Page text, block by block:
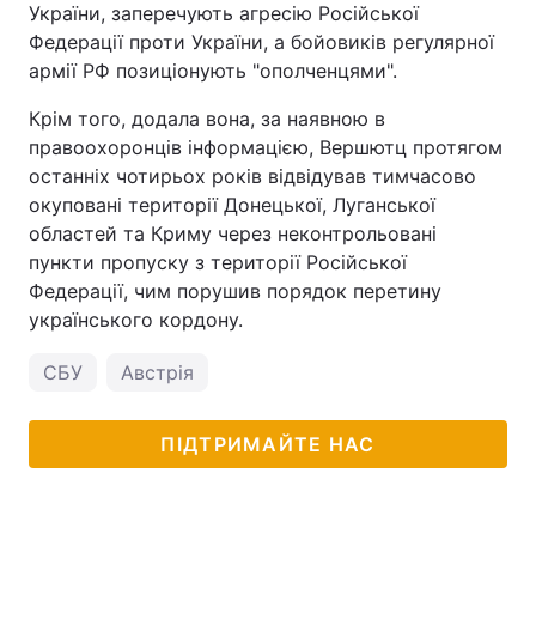
України, заперечують агресію Російської
Федерації проти України, а бойовиків регулярної
армії РФ позиціонують "ополченцями".
Крім того, додала вона, за наявною в
правоохоронців інформацією, Вершютц протягом
останніх чотирьох років відвідував тимчасово
окуповані території Донецької, Луганської
областей та Криму через неконтрольовані
пункти пропуску з території Російської
Федерації, чим порушив порядок перетину
українського кордону.
СБУ Австрія
ПІДТРИМАЙТЕ НАС